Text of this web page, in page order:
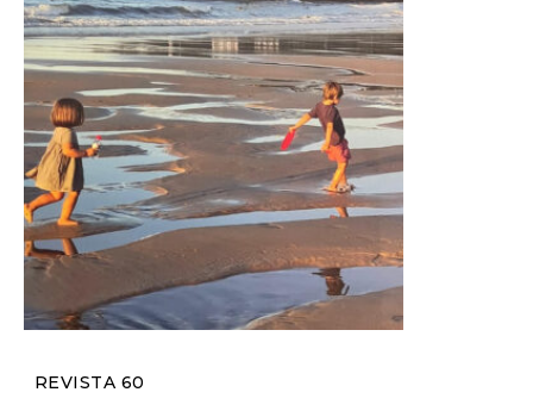
REVISTA 60